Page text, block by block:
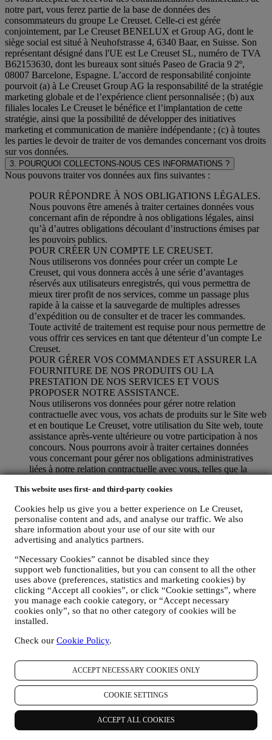
This website uses first- and third-party cookies
Cookies help us give you a better experience on Le Creuset,
personalise content and ads, and analyse our traffic. We also
share information about your use of our site with our
advertising and analytics partners.
“Necessary Cookies” cannot be disabled since they
support web functionalities, but you can consent to all the other
uses above (preferences, statistics and marketing cookies) by
clicking “Accept all cookies”, or click “Cookie settings”, where
you manage each cookie category, or “Accept necessary
cookies only”, so that no other category of cookies will be
installed.
Check our Cookie Policy.
ACCEPT NECESSARY COOKIES ONLY
COOKIE SETTINGS
ACCEPT ALL COOKIES
notre part, vous ferez partie de la base de données des
consommateurs du groupe Le Creuset. Celle-ci est gérée
conjointement, par Le Creuset BENELUX et Group AG, dont le
siège social est situé à Neuhofstrasse 4, 6340 Baar, en Suisse. Son
représentant désigné dans l'UE est Le Creuset SL, numéro de TVA
B62153630, dont les bureaux sont situés Paseo de Gracia 9 2º,
08007 Barcelone, Espagne. L’accord de responsabilité conjointe
pourvoit (a) à Le Creuset Group AG la responsabilité de la stratégie
marketing globale et de l’expérience client personnalisée ; (b) aux
filiales locales Le Creuset le bénéfice et l’implantation de cette
stratégie, ainsi que la possibilité de développer des initiatives
marketing et communication de manière indépendante ; (c) à toutes
les parties le devoir de traiter de vos demandes concernant vos droits
sur vos données.
3. POURQUOI COLLECTONS-NOUS CES INFORMATIONS ?
Nous pouvons traiter vos données aux fins suivantes :
POUR RÉPONDRE À NOS OBLIGATIONS LÉGALES.
Nous pouvons être amenés à traiter certaines données vous
concernant afin de répondre à nos obligations légales, ainsi
qu’à d’autres obligations découlant d’instructions émises par
les pouvoirs publics.
POUR CRÉER UN COMPTE LE CREUSET.
Nous utiliserons vos données pour créer un compte Le
Creuset, qui vous donnera accès à une série d’avantages
réservés aux utilisateurs enregistrés, qui vous permettra de
mieux tirer profit de nos services, comme un passage plus
rapide à la caisse et la sauvegarde de multiples adresses
d’expédition ou de consulter et de tracer les commandes.
Toute activité de traitement est requise pour nous permettre de
vous offrir ces services en tant que détenteur d’un compte Le
Creuset.
POUR GÉRER VOS COMMANDES ET ASSURER LA
FOURNITURE DE NOS PRODUITS OU LA
PRESTATION DE NOS SERVICES ET VOUS
PROPOSER NOTRE ASSISTANCE.
Nous utiliserons vos données pour gérer notre relation
contractuelle avec vous, vos achats de produits sur le Site web
et en boutique Le Creuset, votre utilisation du Site web, toute
assistance après-vente ultérieure ou votre participation à nos
concours. Nous pourrons avoir à traiter certaines données
vous concernant pour gérer nos obligations administratives
liées à notre relation contractuelle avec vous, telles que la
vérification des paiements par carte, le dépistage de la fraude,
maintenance et les analyses statistiques. Occasionnellement,
nous pourrons avoir à vous contacter pour des raisons
administratives ou opérationnelles, comme par exemple
l’envoi d’une confirmation de commande. Nous utiliserons
aussi vos données personnelles pour répondre à vos demandes
transmises par notre Site web ou par d’autres canaux. Cette
activité de traitement est requise pour nous permettre de
prester nos services à votre intention. Nous pouvons traiter
vos données en fonction de notre intérêt légitime (dûment
équilibré avec vos droits et libertés) pour vous envoyer des e-
mails de suivi dans le cas où vous auriez ajouté des articles
ne finalisez pas l'achat dans un certain délai, aucune autre
POUR VOUS INFORMER À PROPOS DES
PRODUITS LE CREUSET
Si vous nous avez donné votre autorisation dans ce sens (par
exemple en souscrivant à notre lettre d’information au
moment de créer un compte sur le Site web), nous vous ferons
parvenir des communications de marketing personnalisées et